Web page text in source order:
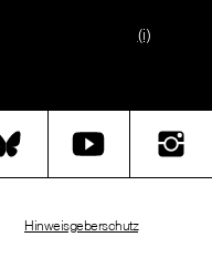
(i)
Hinweisgeberschutz